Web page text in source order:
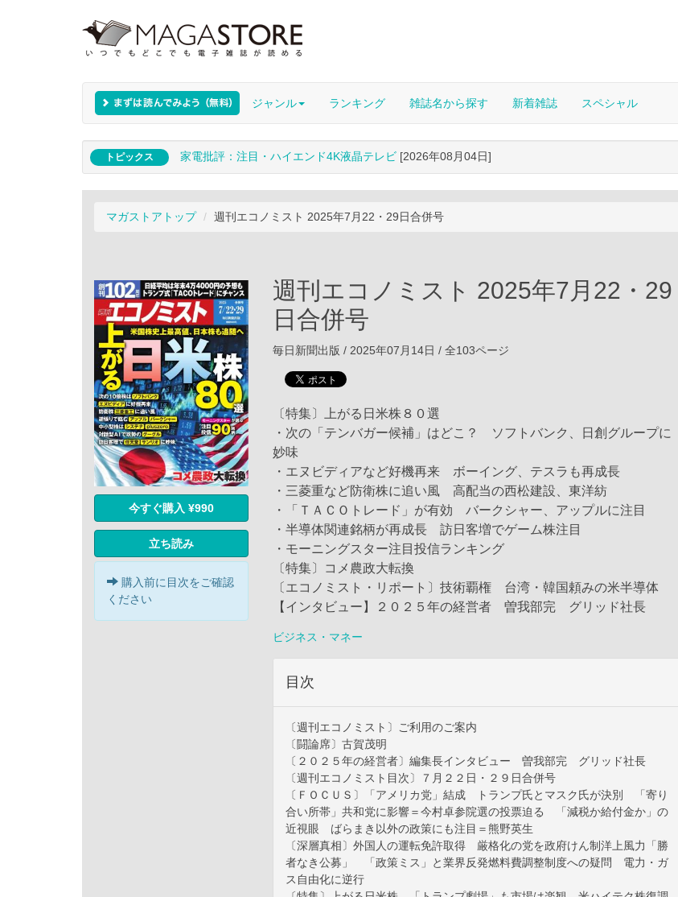
ジャンル ランキング 雑誌名から探す 新着雑誌 スペシャル
トピックス 家電批評：注目・ハイエンド4K液晶テレビ [2026年08月04日]
マガストアトップ 週刊エコノミスト 2025年7月22・29日合併号
今すぐ購入 ¥990
立ち読み
購入前に目次をご確認
ください
週刊エコノミスト 2025年7月22・29
日合併号
毎日新聞出版 / 2025年07月14日 / 全103ページ
〔特集〕上がる日米株８０選
・次の「テンバガー候補」はどこ？ ソフトバンク、日創グループに
妙味
・エヌビディアなど好機再来 ボーイング、テスラも再成長
・三菱重など防衛株に追い風 高配当の西松建設、東洋紡
・「ＴＡＣＯトレード」が有効 バークシャー、アップルに注目
・半導体関連銘柄が再成長 訪日客増でゲーム株注目
・モーニングスター注目投信ランキング
〔特集〕コメ農政大転換
〔エコノミスト・リポート〕技術覇権 台湾・韓国頼みの米半導体
【インタビュー】２０２５年の経営者 曽我部完 グリッド社長
ビジネス・マネー
目次
〔週刊エコノミスト〕ご利用のご案内
〔闘論席〕古賀茂明
〔２０２５年の経営者〕編集長インタビュー 曽我部完 グリッド社長
〔週刊エコノミスト目次〕７月２２日・２９日合併号
〔ＦＯＣＵＳ〕「アメリカ党」結成 トランプ氏とマスク氏が決別 「寄り
合い所帯」共和党に影響＝今村卓参院選の投票迫る 「減税か給付金か」の
近視眼 ばらまき以外の政策にも注目＝熊野英生
〔深層真相〕外国人の運転免許取得 厳格化の党を政府けん制洋上風力「勝
者なき公募」 「政策ミス」と業界反発燃料費調整制度への疑問 電力・ガ
ス自由化に逆行